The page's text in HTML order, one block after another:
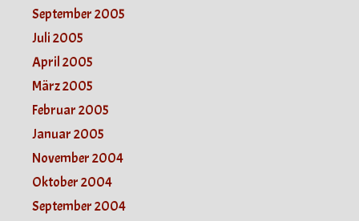
September 2005
Juli 2005
April 2005
März 2005
Februar 2005
Januar 2005
November 2004
Oktober 2004
September 2004